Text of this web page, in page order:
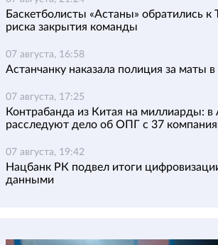
Баскетболисты «Астаны» обратились к
риска закрытия команды
07 августа, 16:58
Астанчанку наказала полиция за маты в
07 августа, 17:25
Контрабанда из Китая на миллиарды:
расследуют дело об ОПГ с 37
07 августа, 19:42
Нацбанк РК подвел итоги
данными